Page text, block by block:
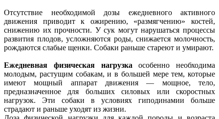
Отсутствие необходимой дозы ежедневного активного
движения приводит к ожирению, «размягчению» костей,
снижению их прочности. У сук могут нарушаться процессы
развития плодов, усложняются роды, снижается молочность,
рождаются слабые щенки. Собаки раньше стареют и умирают.
Ежедневная физическая нагрузкаособенно необходима
молодым, растущим собакам, и в большей мере тем, которые
имеют мощный аппарат движения — мощное, тело,
предназначенное для больших силовых или скоростных
нагрузок. Эти собаки в условиях гиподинамии больше
страдают и раньше уходят из жизни.